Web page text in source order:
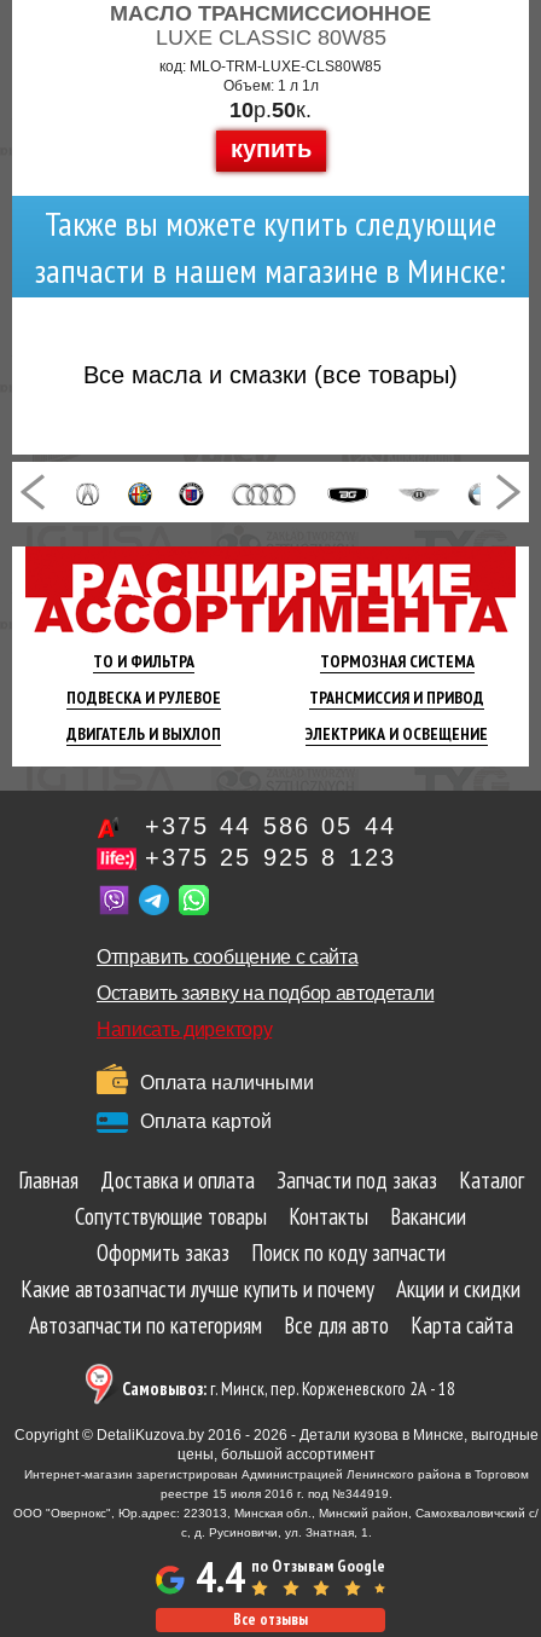
ТО И ФИЛЬТРА ТОРМОЗНАЯСИСТЕМА
ПОДВЕСКА И РУЛЕВОЕ ТРАНСМИССИЯ И ПРИВОД
ДВИГАТЕЛЬ И ВЫХЛОП ЭЛЕКТРИКА И ОСВЕЩЕНИЕ
МАСЛО ТРАНСМИССИОННОЕ
LUXE CLASSIC 80W85
код: MLO-TRM-LUXE-CLS80W85
Объем: 1 л 1л
10р.50к.
купить
Также вы можете купить следующие
запчасти в нашем магазине в Минске:
Все масла и смазки (все товары)
+375 44 586 05 44
+375 25 925 8 123
Отправить сообщение с сайта
Оставить заявку на подбор автодетали
Написать директору
Оплата наличными
Оплата картой
Главная Доставка и оплата Запчасти под заказ
Каталог
Сопутствующие товары
Контакты
Вакансии
Оформить заказ
Поиск по коду запчасти
Какие автозапчасти лучше купить и почему
Акции и скидки
Автозапчасти по категориям
Все для авто Карта сайта
Самовывоз:г. Минск, пер. Корженевского 2А - 18
Copyright © DetaliKuzova.by 2016 - 2026 - Детали кузова в Минске, выгодные
цены, большой ассортимент
Интернет-магазин зарегистрирован Администрацией Ленинского района в Торговом
реестре 15 июля 2016 г. под №344919.
ООО "Овернокс", Юр.адрес: 223013, Минская обл., Минский район, Самохваловичский с/
с, д. Русиновичи, ул. Знатная, 1.
4.4 по Отзывам Google
Все отзывы